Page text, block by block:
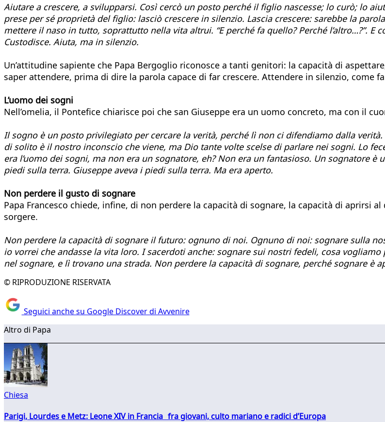
Aiutare a crescere, a svilupparsi. Così cercò un posto perché il figlio nascesse; lo curò; lo
prese per sé proprietà del figlio: lasciò crescere in silenzio. Lascia crescere: sarebbe la
mettere il naso in tutto, soprattutto nella vita altrui. “E perché fa quello? Perché l’altro…?”. E
Custodisce. Aiuta, ma in silenzio.
Un’attitudine sapiente che Papa Bergoglio riconosce a tanti genitori: la capacità di
saper attendere, prima di dire la parola capace di far crescere. Attendere in silenzio, come
L’uomo dei sogni
Nell’omelia, il Pontefice chiarisce poi che san Giuseppe era un uomo concreto, ma con il
Il sogno è un posto privilegiato per cercare la verità, perché lì non ci difendiamo dalla
di solito è il nostro inconscio che viene, ma Dio tante volte scelse di parlare nei sogni. Lo
era l’uomo dei sogni, ma non era un sognatore, eh? Non era un fantasioso. Un sognatore è
piedi sulla terra. Giuseppe aveva i piedi sulla terra. Ma era aperto.
Non perdere il gusto di sognare
Papa Francesco chiede, infine, di non perdere la capacità di sognare, la capacità di aprirsi
sorgere.
Non perdere la capacità di sognare il futuro: ognuno di noi. Ognuno di noi: sognare sulla
io vorrei che andasse la vita loro. I sacerdoti anche: sognare sui nostri fedeli, cosa
nel sognare, e lì trovano una strada. Non perdere la capacità di sognare, perché sognare è
© RIPRODUZIONE RISERVATA
Seguici anche su Google Discover di Avvenire
Altro di Papa
Chiesa
Parigi, Lourdes e Metz: Leone XIV in Francia fra giovani, culto mariano e radici d’Europa